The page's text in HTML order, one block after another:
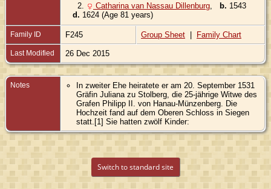
2.
Catharina van Nassau Dillenburg b. 1543
d. 1624 (Age 81 years)
Family ID F245 Group Sheet | Family Chart
Last Modified 26 Dec 2015
Notes
In zweiter Ehe heiratete er am 20. September 1531
Gräfin Juliana zu Stolberg, die 25-jährige Witwe des
Grafen Philipp II. von Hanau-Münzenberg. Die
Hochzeit fand auf dem Oberen Schloss in Siegen
statt.[1] Sie hatten zwölf Kinder:
Switch to standard site